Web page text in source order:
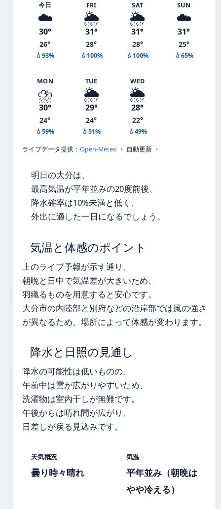
今日
☁️
30°
26°
💧93%
FRI
🌦️
31°
28°
💧100%
SAT
🌦️
31°
28°
💧100%
SUN
☁️
31°
25°
💧65%
MON
⛈️
30°
24°
💧59%
TUE
🌦️
29°
24°
💧51%
WED
🌦️
28°
22°
💧49%
ライブデータ提供： Open-Meteo ・ 自動更新 ・
明日の大分は、
最高気温が平年並みの20度前後、
降水確率は10%未満と低く、
外出に適した一日になるでしょう。
気温と体感のポイント
上のライブ予報が示す通り、
朝晩と日中で気温差が大きいため、
羽織るものを用意すると安心です。
大分市の内陸部と別府などの沿岸部では風の強さ
が異なるため、場所によって体感が変わります。
降水と日照の見通し
降水の可能性は低いものの、
午前中は雲が広がりやすいため、
洗濯物は室内干しが無難です。
午後からは晴れ間が広がり、
日差しが戻る見込みです。
天気概況
曇り時々晴れ
気温
平年並み（朝晩は
やや冷える）